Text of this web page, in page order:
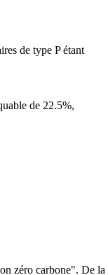
de type P étant
de 22.5%,
zéro carbone". De la